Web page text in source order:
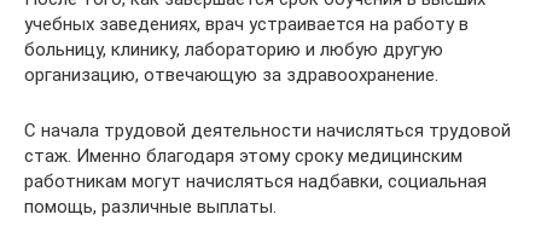
учебных заведениях, врач устраивается на работу в
больницу, клинику, лабораторию и любую другую
организацию, отвечающую за здравоохранение.
С начала трудовой деятельности начисляться трудовой
стаж. Именно благодаря этому сроку медицинским
работникам могут начисляться надбавки, социальная
помощь, различные выплаты.